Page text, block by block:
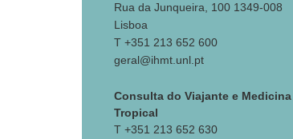
Rua da Junqueira, 100 1349-008
Lisboa
T +351 213 652 600
geral@ihmt.unl.pt
Consulta do Viajante e Medicina
Tropical
T +351 213 652 630